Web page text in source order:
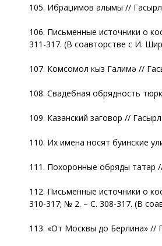
105. Ибраџимов алымы //
106. Письменные источники о
311-317. (В соавторстве с И.
107. Комсомол кыз Галимә //
108. Свадебная обрядность
109. Казанский заговор //
110. Их имена носят буинские
111. Похоронные обряды татар
112. Письменные источники о
310-317; № 2. – С. 308-317. (В
113. «От Москвы до Берлина» //